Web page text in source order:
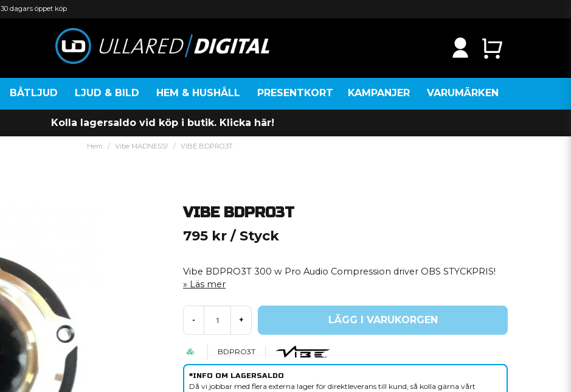
30 dagars öppet köp
BÅTLJUD LJUD & BILD HEM & HUSHÅLL PRESENTKORT KAMPANJER VARUMÄRKEN
Kolla lagersaldo vid köp i butik. Klicka här!
Hem Vibe MADNESS! VIBE BDPRO3T
VIBE BDPRO3T
795 kr / Styck
Vibe BDPRO3T 300 w Pro Audio Compression driver OBS STYCKPRIS!
Läs mer
- + LÄGG I VARUKORGEN
BDPRO3T
*INFO OM LAGERSALDO
Då vi jobbar med flera externa lager för direktleverans till kund, så kolla gärna vårt